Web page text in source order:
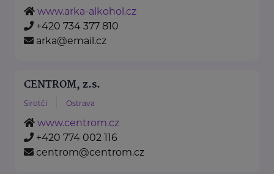
www.arka-alkohol.cz
+420 734 377 810
arka@email.cz
CENTROM, z.s.
Sirotčí Ostrava
www.centrom.cz
+420 774 002 116
centrom@centrom.cz